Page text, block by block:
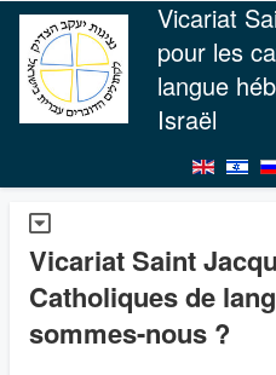
Vicariat
pour les
langue
Israël
Vicariat Saint
Catholiques de
sommes-nous ?